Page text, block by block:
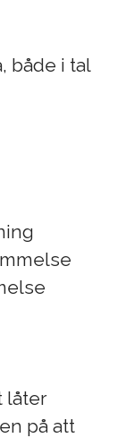
både i tal
låter
på att